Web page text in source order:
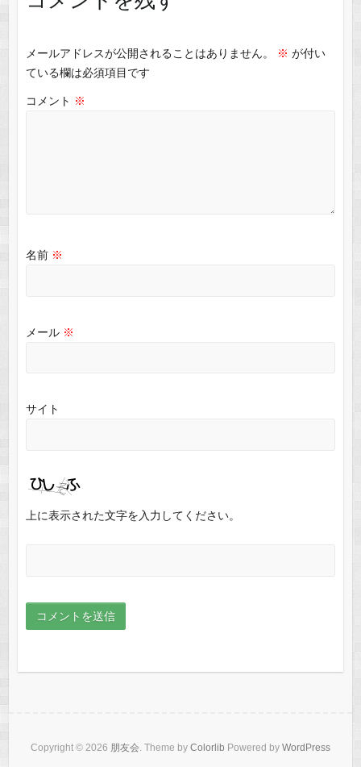
メールアドレスが公開されることはありません。 ※ が付い
ている欄は必須項目です
コメント ※
名前 ※
メール ※
サイト
上に表示された文字を入力してください。
Copyright © 2026 朋友会. Theme by Colorlib Powered by WordPress